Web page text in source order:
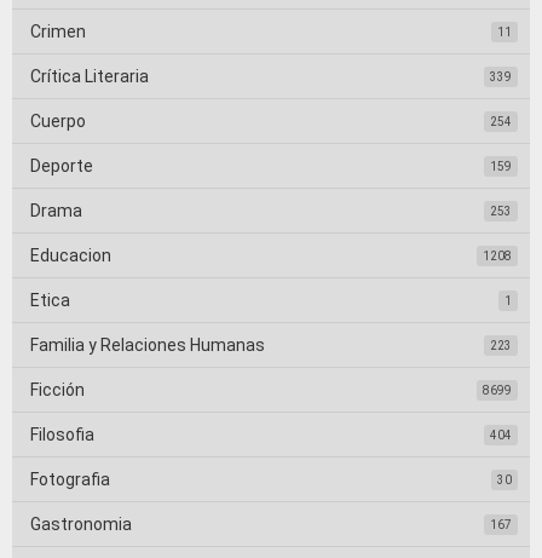
Crimen 11
Crítica Literaria 339
Cuerpo 254
Deporte 159
Drama 253
Educacion 1208
Etica 1
Familia y Relaciones Humanas 223
Ficción 8699
Filosofia 404
Fotografia 30
Gastronomia 167